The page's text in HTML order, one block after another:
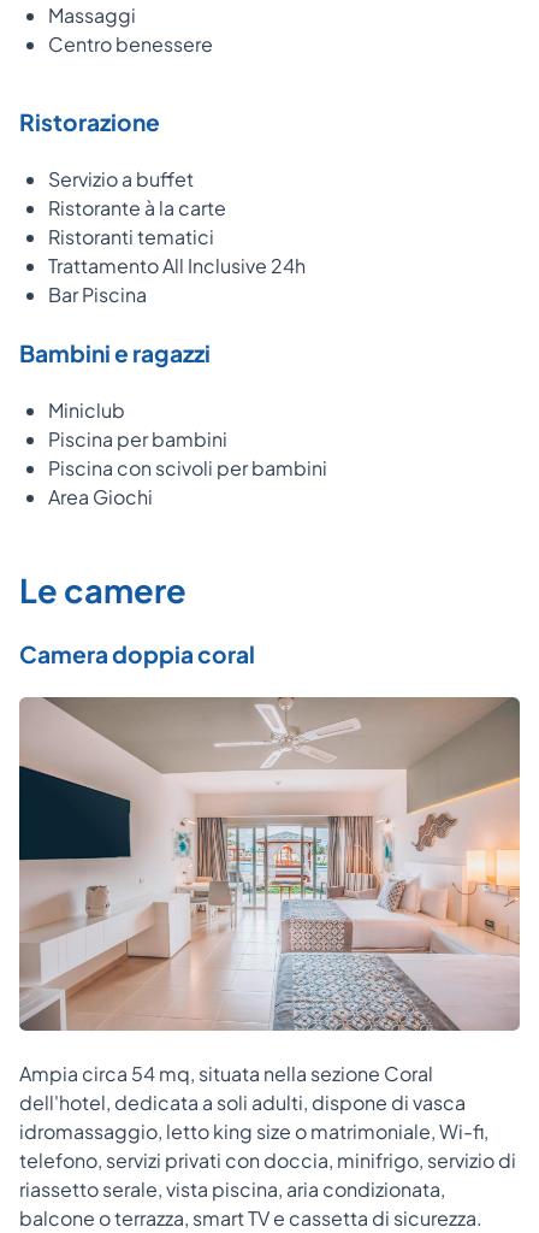
Massaggi
Centro benessere
Ristorazione
Servizio a buffet
Ristorante à la carte
Ristoranti tematici
Trattamento All Inclusive 24h
Bar Piscina
Bambini e ragazzi
Miniclub
Piscina per bambini
Piscina con scivoli per bambini
Area Giochi
Le camere
Camera doppia coral
Ampia circa 54 mq, situata nella sezione Coral
dell'hotel, dedicata a soli adulti, dispone di vasca
idromassaggio, letto king size o matrimoniale, Wi-fi,
telefono, servizi privati con doccia, minifrigo, servizio di
riassetto serale, vista piscina, aria condizionata,
balcone o terrazza, smart TV e cassetta di sicurezza.